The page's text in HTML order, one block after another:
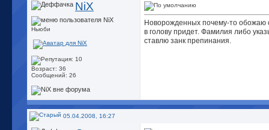
NiX
Ньюби
Возраст: 36
Сообщений: 26
Новорожденных почему-то обожаю
в голову придет. Фамилия либо
ставлю занк препинания.
05.04.2008, 16:27